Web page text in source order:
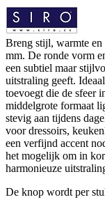
Breng stijl, warmte
mm. De ronde vorm
een subtiel maar
uitstraling geeft.
toevoegt die de sfeer
middelgrote formaat
stevig aan tijdens
voor dressoirs,
een verfijnd accent
het mogelijk om in
harmonieuze
De knop wordt per